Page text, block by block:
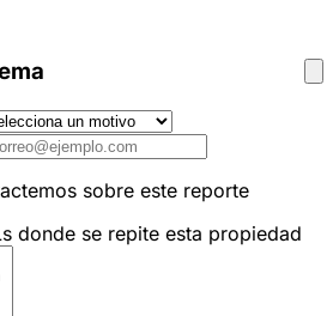
sobre este reporte
donde se repite esta propiedad